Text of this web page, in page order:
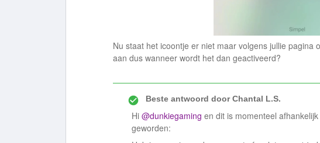
Nu staat het icoontje er niet maar volgens jullie pagina
aan dus wanneer wordt het dan geactiveerd?
Beste antwoord doorChantal L.S.
Hi ​ @dunkiegaming en dit is momenteel
geworden: